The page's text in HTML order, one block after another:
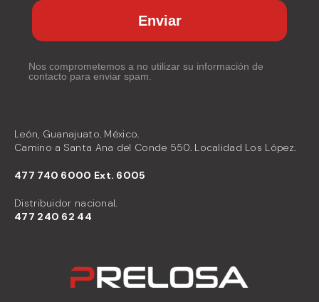
Enviar
Nos comprometemos a no utilizar su información de
contacto para enviar spam.
León, Guanajuato. México.
Camino a Santa Ana del Conde 550. Localidad Los López.
477 740 6000 Ext. 6005
Distribuidor nacional.
477 240 62 44